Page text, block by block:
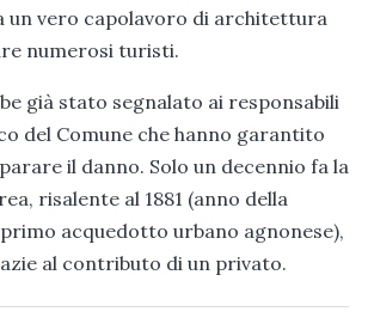
un vero capolavoro di architettura
numerosi turisti.
già stato segnalato ai responsabili
del Comune che hanno garantito
il danno. Solo un decennio fa la
risalente al 1881 (anno della
acquedotto urbano agnonese),
al contributo di un privato.